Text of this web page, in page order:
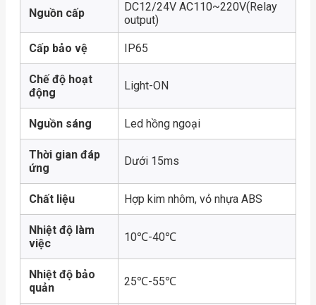
Nguồn cấp
DC12/24V AC110~220V(Relay
output)
Cấp bảo vệ IP65
Chế độ hoạt
động
Light-ON
Nguồn sáng Led hồng ngoại
Thời gian đáp
ứng
Dưới 15ms
Chất liệu Hợp kim nhôm, vỏ nhựa ABS
Nhiệt độ làm
việc
10℃-40℃
Nhiệt độ bảo
quản
25℃-55℃